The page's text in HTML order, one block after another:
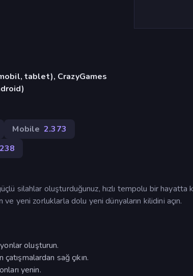
tablet), CrazyGames
Mobile 2.373
238
silahlar oluşturduğunuz, hızlı tempolu bir hayatta
ve yeni zorluklarla dolu yeni dünyaların kilidini açın.
oluşturun.
sağ çıkın.
yenin.